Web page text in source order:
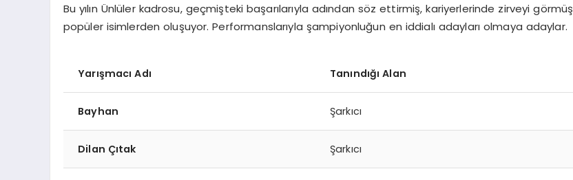
Bu yılın Ünlüler kadrosu, geçmişteki başarılarıyla adından söz ettirmiş, kariyerlerinde zirveyi görmüş
popüler isimlerden oluşuyor. Performanslarıyla şampiyonluğun en iddialı adayları olmaya adaylar.
Yarışmacı Adı Tanındığı Alan
Bayhan Şarkıcı
Dilan Çıtak Şarkıcı